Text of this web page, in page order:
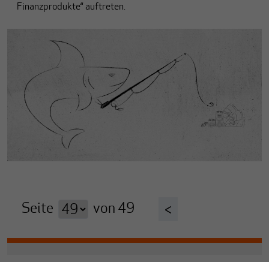
Finanzprodukte“ auftreten.
Seite von 49 <